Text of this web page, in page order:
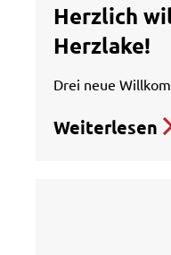
Herzlich
Herzlake!
Drei neue
Weiterlesen